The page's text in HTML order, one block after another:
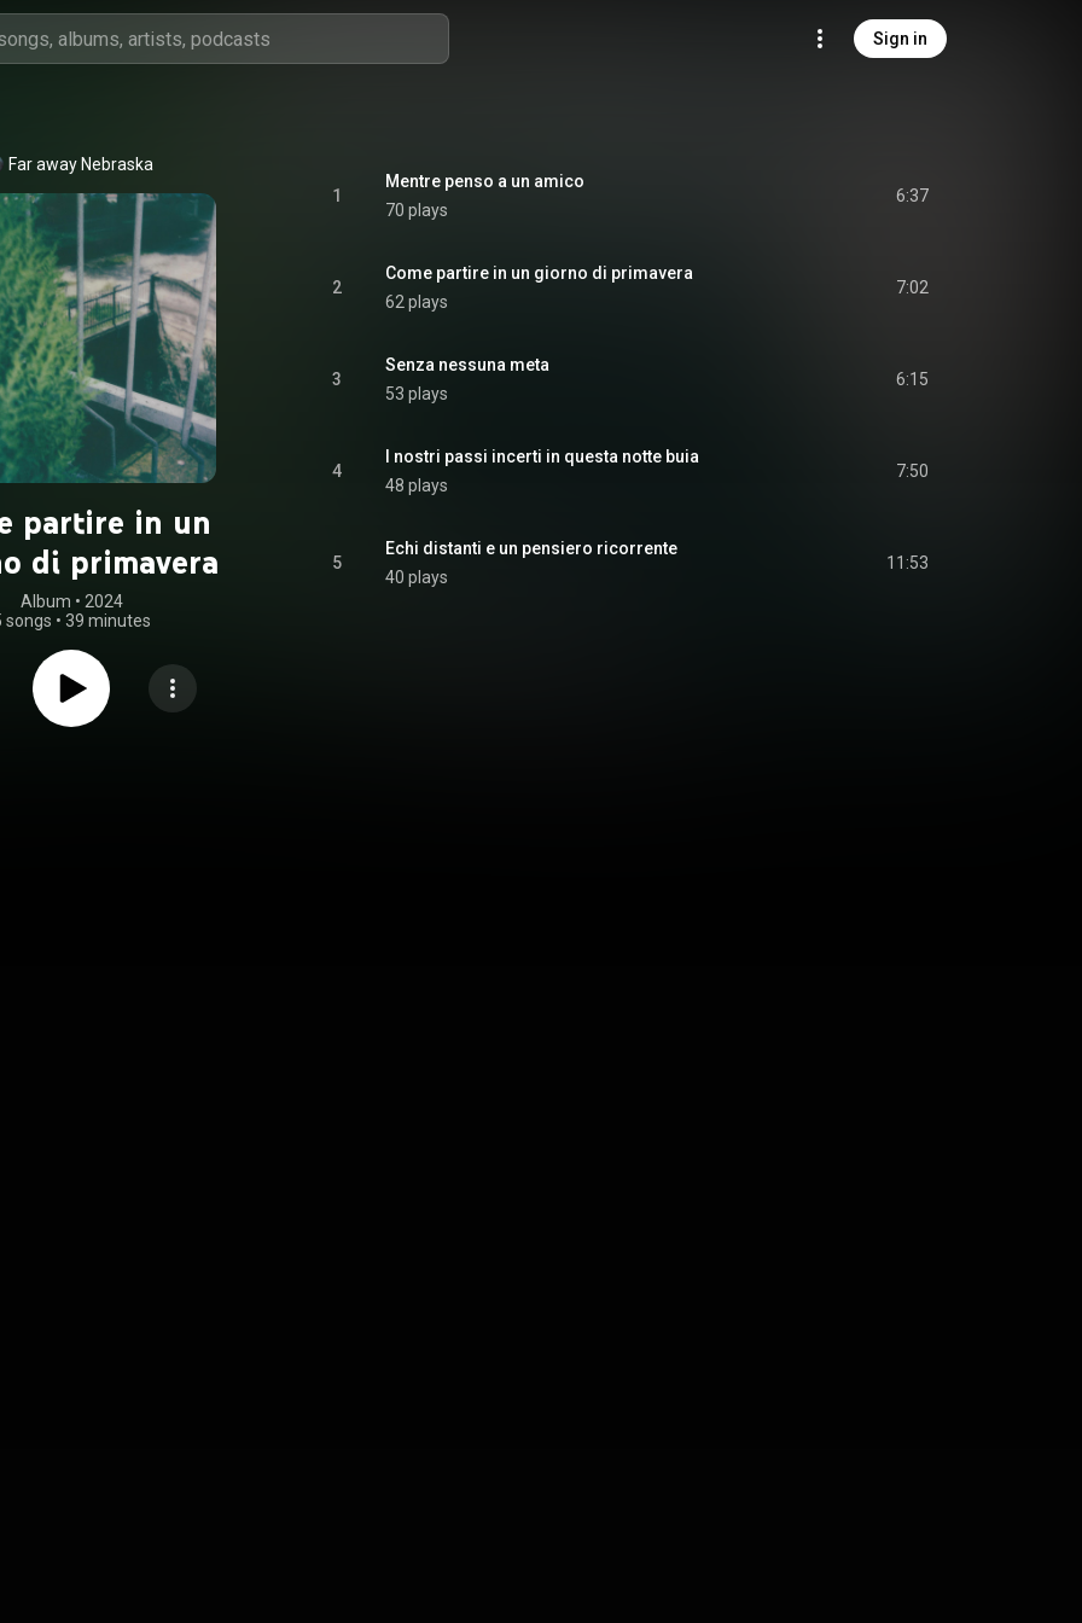
Sign in
Far away Nebraska
partire in un
di primavera
Album • 2024
songs • 39 minutes
1
Mentre penso a un amico
70 plays
6:37
2
Come partire in un giorno di primavera
62 plays
7:02
3
Senza nessuna meta
53 plays
6:15
4
I nostri passi incerti in questa notte buia
48 plays
7:50
5
Echi distanti e un pensiero ricorrente
40 plays
11:53